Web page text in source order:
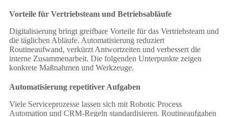
Vorteile für Vertriebsteam und Betriebsabläufe
Digitalisierung bringt greifbare Vorteile für das Vertriebsteam und
die täglichen Abläufe. Automatisierung reduziert
Routineaufwand, verkürzt Antwortzeiten und verbessert die
interne Zusammenarbeit. Die folgenden Unterpunkte zeigen
konkrete Maßnahmen und Werkzeuge.
Automatisierung repetitiver Aufgaben
Viele Serviceprozesse lassen sich mit Robotic Process
Automation und CRM-Regeln standardisieren. Routineaufgaben